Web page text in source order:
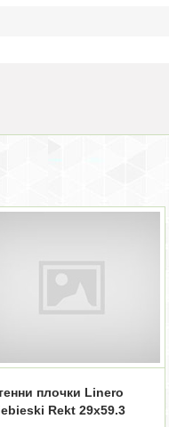
плочки Linero
Rekt 29х59.3